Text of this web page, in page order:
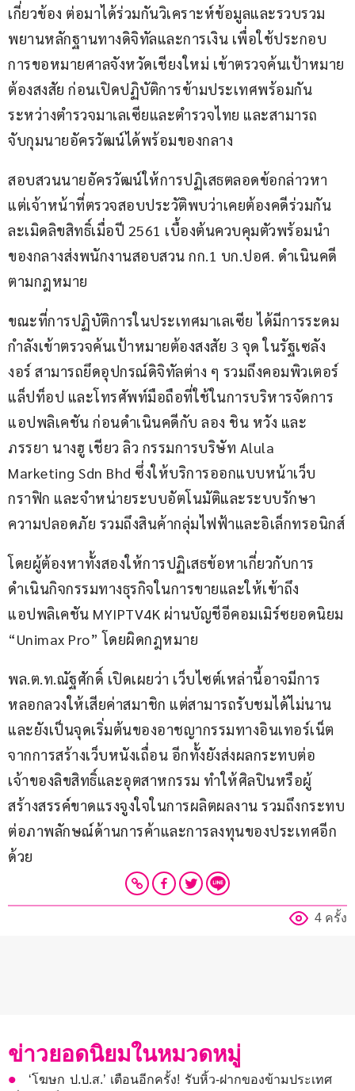
เกี่ยวข้อง ต่อมาได้ร่วมกันวิเคราะห์ข้อมูลและรวบรวม
พยานหลักฐานทางดิจิทัลและการเงิน เพื่อใช้ประกอบ
การขอหมายศาลจังหวัดเชียงใหม่ เข้าตรวจค้นเป้าหมาย
ต้องสงสัย ก่อนเปิดปฏิบัติการข้ามประเทศพร้อมกัน
ระหว่างตำรวจมาเลเซียและตำรวจไทย และสามารถ
จับกุมนายอัครวัฒน์ได้พร้อมของกลาง
สอบสวนนายอัครวัฒน์ให้การปฏิเสธตลอดข้อกล่าวหา
แต่เจ้าหน้าที่ตรวจสอบประวัติพบว่าเคยต้องคดีร่วมกัน
ละเมิดลิขสิทธิ์เมื่อปี 2561 เบื้องต้นควบคุมตัวพร้อมนำ
ของกลางส่งพนักงานสอบสวน กก.1 บก.ปอศ. ดำเนินคดี
ตามกฎหมาย
ขณะที่การปฏิบัติการในประเทศมาเลเซีย ได้มีการระดม
กำลังเข้าตรวจค้นเป้าหมายต้องสงสัย 3 จุด ในรัฐเซลัง
งอร์ สามารถยึดอุปกรณ์ดิจิทัลต่าง ๆ รวมถึงคอมพิวเตอร์
แล็ปท็อป และโทรศัพท์มือถือที่ใช้ในการบริหารจัดการ
แอปพลิเคชัน ก่อนดำเนินคดีกับ ลอง ชิน หวัง และ
ภรรยา นางฮู เชียว ลิว กรรมการบริษัท Alula
Marketing Sdn Bhd ซึ่งให้บริการออกแบบหน้าเว็บ
กราฟิก และจำหน่ายระบบอัตโนมัติและระบบรักษา
ความปลอดภัย รวมถึงสินค้ากลุ่มไฟฟ้าและอิเล็กทรอนิกส์
โดยผู้ต้องหาทั้งสองให้การปฏิเสธข้อหาเกี่ยวกับการ
ดำเนินกิจกรรมทางธุรกิจในการขายและให้เข้าถึง
แอปพลิเคชัน MYIPTV4K ผ่านบัญชีอีคอมเมิร์ซยอดนิยม
“Unimax Pro” โดยผิดกฎหมาย
พล.ต.ท.ณัฐศักดิ์ เปิดเผยว่า เว็บไซต์เหล่านี้อาจมีการ
หลอกลวงให้เสียค่าสมาชิก แต่สามารถรับชมได้ไม่นาน
และยังเป็นจุดเริ่มต้นของอาชญากรรมทางอินเทอร์เน็ต
จากการสร้างเว็บหนังเถื่อน อีกทั้งยังส่งผลกระทบต่อ
เจ้าของลิขสิทธิ์และอุตสาหกรรม ทำให้ศิลปินหรือผู้
สร้างสรรค์ขาดแรงจูงใจในการผลิตผลงาน รวมถึงกระทบ
ต่อภาพลักษณ์ด้านการค้าและการลงทุนของประเทศอีก
ด้วย
4 ครั้ง
ข่าวยอดนิยมในหมวดหมู่
‘โฆษก ป.ป.ส.’ เตือนอีกครั้ง! รับหิ้ว-ฝากของข้ามประเทศ